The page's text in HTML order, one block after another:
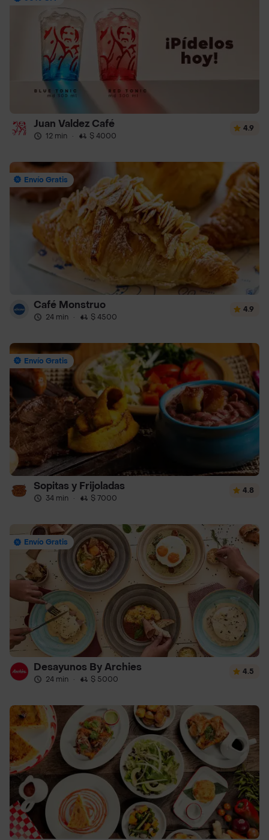
Juan Valdez Café
12 min · $ 4000
4.9
Envío Gratis
Café Monstruo
24 min · $ 4500
4.9
Envío Gratis
Sopitas y Frijoladas
34 min · $ 7000
4.8
Envío Gratis
Desayunos By Archies
24 min · $ 5000
4.5